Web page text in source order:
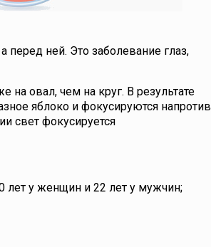
перед ней. Это заболевание глаз,
овал, чем на круг. В результате
яблоко и фокусируются напротив
свет фокусируется
лет у женщин и 22 лет у мужчин;